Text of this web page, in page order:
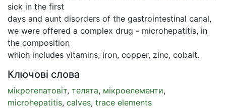
sick in the first
days and aunt disorders of the gastrointestinal canal,
we were offered a complex drug - microhepatitis, in
the composition
which includes vitamins, iron, copper, zinc, cobalt.
Ключові слова
мікрогепатовіт, телята, мікроелементи,
microhepatitis, calves, trace elements